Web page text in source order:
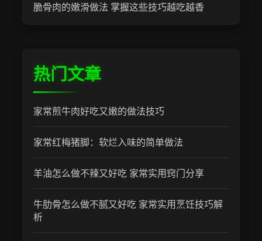
脆骨肉的嫩滑做法 掌握这些技巧越吃越香
热门文章
家常煎牛肉好吃又嫩的做法技巧
家常红梅猪脚：软烂入味的简单做法
羊油怎么做不辣又好吃 家常实用窍门分享
牛肋骨怎么做不腻又好吃 家常实用烹饪技巧解
析